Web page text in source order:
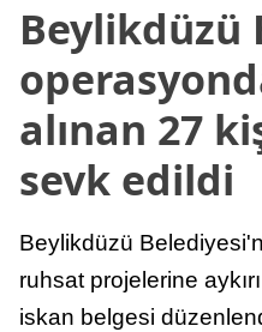
Beylikdüzü
alınan 27
sevk edildi
Beylikdüzü
ruhsat projelerine
iskan belgesi